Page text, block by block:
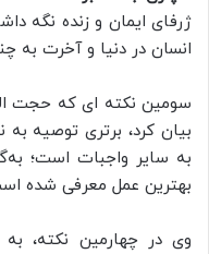
ژرفای ایمان و زنده نگه
انسان در دنیا و آخرت به
سومین نکته ای که حجت
بیان کرد، برتری توصیه
به سایر واجبات است؛
بهترین عمل معرفی شده
وی در چهارمین نکته، به